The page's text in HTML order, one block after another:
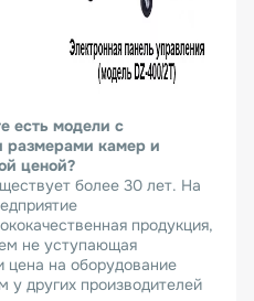
есть модели с
размерами камер и
ценой?
более 30 лет. На
продукция,
не уступающая
на оборудование
у других производителей